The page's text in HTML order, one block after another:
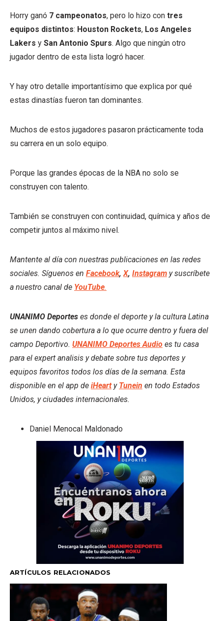
Horry ganó 7 campeonatos, pero lo hizo con tres
equipos distintos: Houston Rockets, Los Angeles
Lakers y San Antonio Spurs. Algo que ningún otro
jugador dentro de esta lista logró hacer.
Y hay otro detalle importantísimo que explica por qué
estas dinastías fueron tan dominantes.
Muchos de estos jugadores pasaron prácticamente toda
su carrera en un solo equipo.
Porque las grandes épocas de la NBA no solo se
construyen con talento.
También se construyen con continuidad, química y años de
competir juntos al máximo nivel.
Mantente al día con nuestras publicaciones en las redes
sociales. Síguenos en Facebook,X, Instagram y suscríbete
a nuestro canal de YouTube.
UNANIMO Deportes es donde el deporte y la cultura Latina
se unen dando cobertura a lo que ocurre dentro y fuera del
campo Deportivo. UNANIMO Deportes Audio es tu casa
para el expert analisis y debate sobre tus deportes y
equipos favoritos todos los días de la semana. Esta
disponible en el app de iHeart y Tunein en todo Estados
Unidos, y ciudades internacionales.
Daniel Menocal Maldonado
ARTÍCULOS RELACIONADOS